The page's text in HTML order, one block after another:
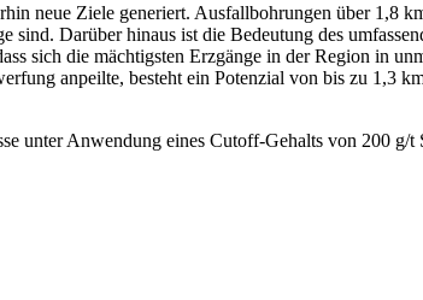
neue Ziele generiert. Ausfallbohrungen über 1,8
Darüber hinaus ist die Bedeutung des
sich die mächtigsten Erzgänge in der Region in
anpeilte, besteht ein Potenzial von bis zu 1,3
unter Anwendung eines Cutoff-Gehalts von 200 g/t